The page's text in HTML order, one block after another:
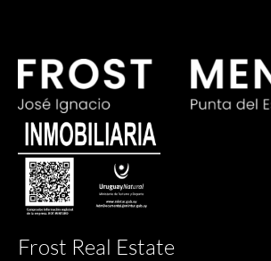
Frost Real Estate